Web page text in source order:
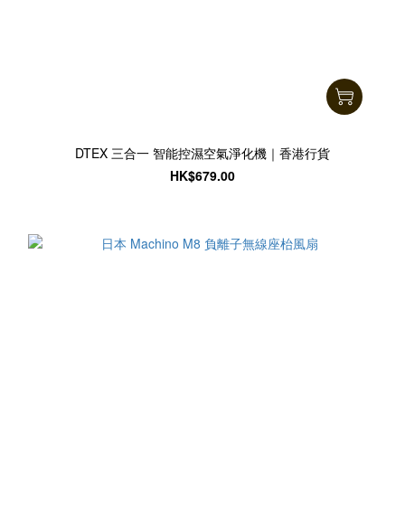
DTEX 三合一 智能控濕空氣淨化機｜香港行貨
HK$679.00